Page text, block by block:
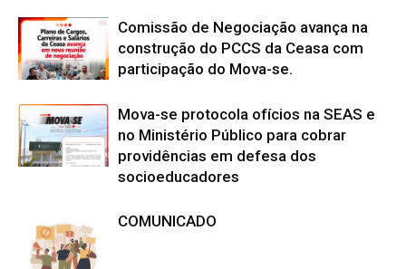
Comissão de Negociação avança na
construção do PCCS da Ceasa com
participação do Mova-se.
Mova-se protocola ofícios na SEAS e
no Ministério Público para cobrar
providências em defesa dos
socioeducadores
COMUNICADO